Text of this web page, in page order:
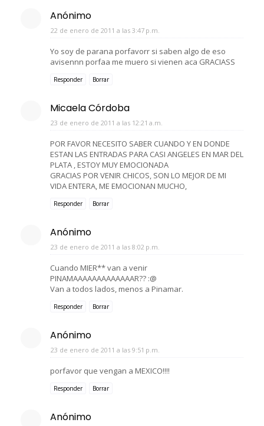
Anónimo
22 de enero de 2011 a las 3:47 p.m.
Yo soy de parana porfavorr si saben algo de eso
avisennn porfaa me muero si vienen aca GRACIASS
Responder Borrar
Micaela Córdoba
23 de enero de 2011 a las 12:21 a.m.
POR FAVOR NECESITO SABER CUANDO Y EN DONDE
ESTAN LAS ENTRADAS PARA CASI ANGELES EN MAR DEL
PLATA , ESTOY MUY EMOCIONADA
GRACIAS POR VENIR CHICOS, SON LO MEJOR DE MI
VIDA ENTERA, ME EMOCIONAN MUCHO,
Responder Borrar
Anónimo
23 de enero de 2011 a las 8:02 p.m.
Cuando MIER** van a venir
PINAMAAAAAAAAAAAAAR?? :@
Van a todos lados, menos a Pinamar.
Responder Borrar
Anónimo
23 de enero de 2011 a las 9:51 p.m.
porfavor que vengan a MEXICO!!!!
Responder Borrar
Anónimo